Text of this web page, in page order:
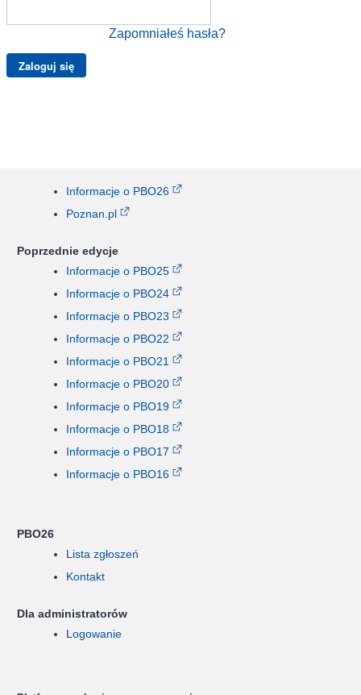
Zapomniałeś hasła?
Informacje o PBO26
Poznan.pl
Poprzednie edycje
Informacje o PBO25
Informacje o PBO24
Informacje o PBO23
Informacje o PBO22
Informacje o PBO21
Informacje o PBO20
Informacje o PBO19
Informacje o PBO18
Informacje o PBO17
Informacje o PBO16
PBO26
Lista zgłoszeń
Kontakt
Dla administratorów
Logowanie